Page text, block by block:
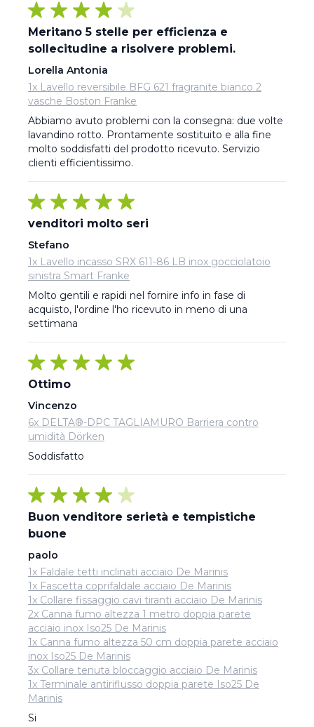
Meritano 5 stelle per efficienza e
sollecitudine a risolvere problemi.
Lorella Antonia
1x Lavello reversibile BFG 621 fragranite bianco 2
vasche Boston Franke
Abbiamo avuto problemi con la consegna: due volte
lavandino rotto. Prontamente sostituito e alla fine
molto soddisfatti del prodotto ricevuto. Servizio
clienti efficientissimo.
venditori molto seri
Stefano
1x Lavello incasso SRX 611-86 LB inox gocciolatoio
sinistra Smart Franke
Molto gentili e rapidi nel fornire info in fase di
acquisto, l'ordine l'ho ricevuto in meno di una
settimana
Ottimo
Vincenzo
6x DELTA®-DPC TAGLIAMURO Barriera contro
umidità Dörken
Soddisfatto
Buon venditore serietà e tempistiche
buone
paolo
1x Faldale tetti inclinati acciaio De Marinis
1x Fascetta coprifaldale acciaio De Marinis
1x Collare fissaggio cavi tiranti acciaio De Marinis
2x Canna fumo altezza 1 metro doppia parete
acciaio inox Iso25 De Marinis
1x Canna fumo altezza 50 cm doppia parete acciaio
inox Iso25 De Marinis
3x Collare tenuta bloccaggio acciaio De Marinis
1x Terminale antiriflusso doppia parete Iso25 De
Marinis
Si